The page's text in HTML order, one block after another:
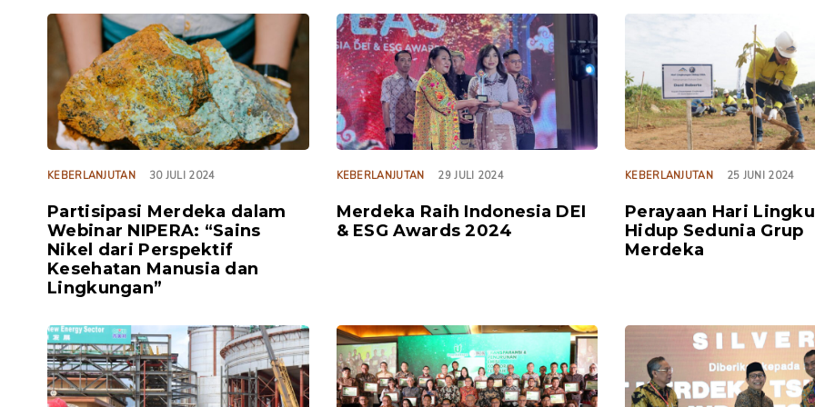
TAGS
KEBERLANJUTAN 30 JULI 2024
Partisipasi Merdeka dalam
Webinar NIPERA: “Sains
Nikel dari Perspektif
Kesehatan Manusia dan
Lingkungan”
TAGS
KEBERLANJUTAN 29 JULI 2024
Merdeka Raih Indonesia DEI
& ESG Awards 2024
KEBERLANJUTAN 25 JUNI 2024
Perayaan Hari
Hidup Sedunia Grup
Merdeka
TAGS TAGS